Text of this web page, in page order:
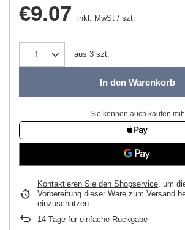
€9.07 inkl. MwSt / szt.
aus 3 szt.
In den Warenkorb
Sie können auch kaufen mit:
Kontaktieren Sie den Shopservice, um
Vorbereitung dieser Ware zum Versand
einzuschätzen.
14 Tage für einfache Rückgabe